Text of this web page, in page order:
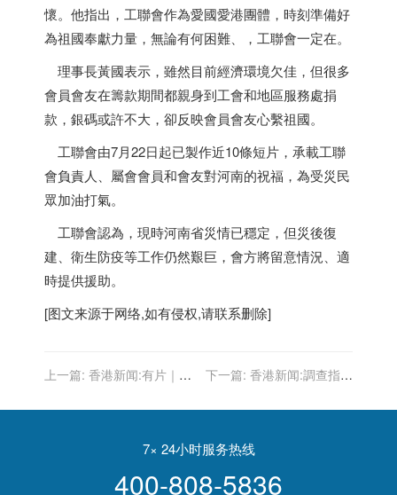
懷。他指出，工聯會作為愛國愛港團體，時刻準備好
為祖國奉獻力量，無論有何困難、，工聯會一定在。
理事長黃國表示，雖然目前經濟環境欠佳，但很多
會員會友在籌款期間都親身到工會和地區服務處捐
款，銀碼或許不大，卻反映會員會友心繫祖國。
工聯會由7月22日起已製作近10條短片，承載工聯
會負責人、屬會會員和會友對河南的祝福，為受災民
眾加油打氣。
工聯會認為，現時河南省災情已穩定，但災後復
建、衛生防疫等工作仍然艱巨，會方將留意情況、適
時提供援助。
[图文来源于网络,如有侵权,请联系删除]
上一篇: 香港新闻:有片｜油
名女子被捕
下一篇: 香港新闻:調查指廣
迎創業城市
7× 24小时服务热线
400-808-5836